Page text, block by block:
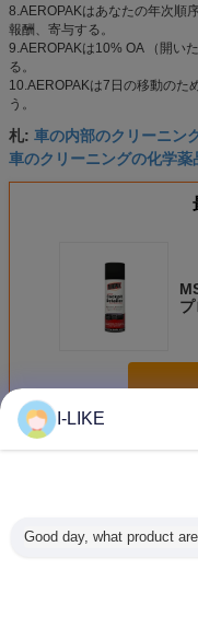
8.AEROPAKはあなたの年次順
報酬、寄与する。
9.AEROPAKは10% OA （開い
る。
10.AEROPAKは7日の移動のた
う。
札: 車の内部のクリーニン
車のクリーニングの化学薬
多くカーケア プロダク
I-LIKE
Good day, what product